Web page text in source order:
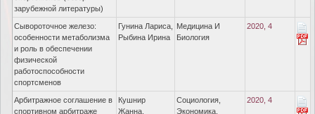
зарубежной литературы)
Сывороточное железо:
особенности метаболизма
и роль в обеспечении
физической
работоспособности
спортсменов
Гунина Лариса,
Рыбина Ирина
Медицина И
Биология
2020, 4
Арбитражное соглашение в
спортивном арбитраже
Кушнир
Жанна,
Социология,
Экономика,
2020, 4